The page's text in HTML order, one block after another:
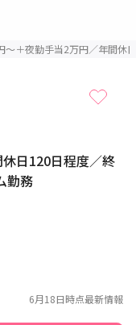
～＋夜勤手当2万円／年間休
日120日程度／終
勤務
6月18日時点最新情報